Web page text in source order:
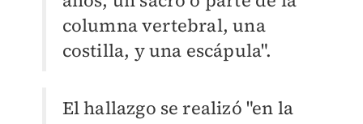
columna vertebral, una
costilla, y una escápula".
El hallazgo se realizó "en la